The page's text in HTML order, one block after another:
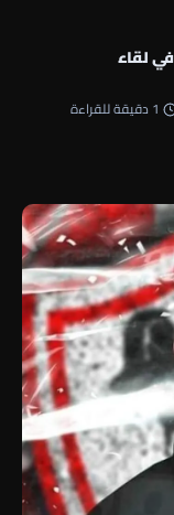
لقاء
1 دقيقة للقراءة